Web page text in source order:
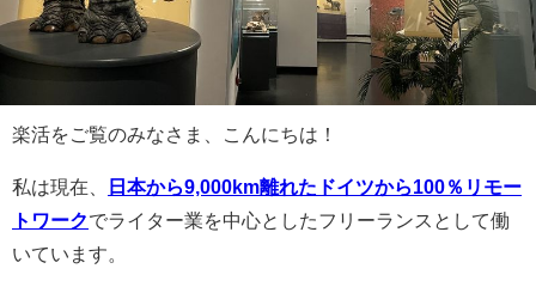
楽活をご覧のみなさま、こんにちは！
私は現在、
日本から9,000km離れたドイツから100％リモー
トワークでライター業を中心としたフリーランスとして働
いています。